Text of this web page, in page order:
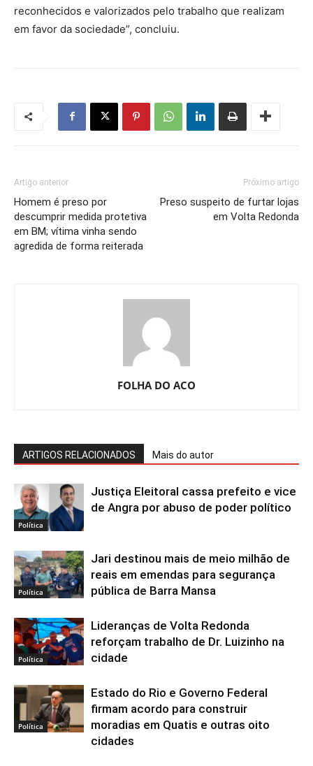
reconhecidos e valorizados pelo trabalho que realizam
em favor da sociedade”, concluiu.
Artigo anterior
Homem é preso por
descumprir medida protetiva
em BM; vítima vinha sendo
agredida de forma reiterada
Próximo artigo
Preso suspeito de furtar lojas
em Volta Redonda
FOLHA DO ACO
ARTIGOS RELACIONADOS Mais do autor
Política
Justiça Eleitoral cassa prefeito e vice
de Angra por abuso de poder político
Política
Jari destinou mais de meio milhão de
reais em emendas para segurança
pública de Barra Mansa
Política
Lideranças de Volta Redonda
reforçam trabalho de Dr. Luizinho na
cidade
Política
Estado do Rio e Governo Federal
firmam acordo para construir
moradias em Quatis e outras oito
cidades